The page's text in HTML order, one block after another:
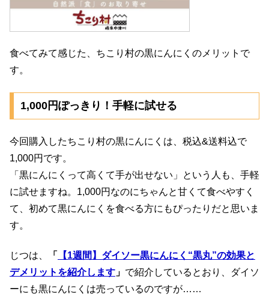
食べてみて感じた、ちこり村の黒にんにくのメリットで
す。
1,000円ぽっきり！手軽に試せる
今回購入したちこり村の黒にんにくは、税込&送料込で
1,000円です。
「黒にんにくって高くて手が出せない」という人も、手軽
に試せますね。1,000円なのにちゃんと甘くて食べやすく
て、初めて黒にんにくを食べる方にもぴったりだと思いま
す。
じつは、 「
【1週間】ダイソー黒にんにく“黒丸”の効果と
デメリットを紹介します 」 で紹介しているとおり、ダイソ
ーにも黒にんにくは売っているのですが……